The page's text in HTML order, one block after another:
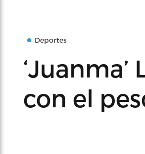
Deportes
con el